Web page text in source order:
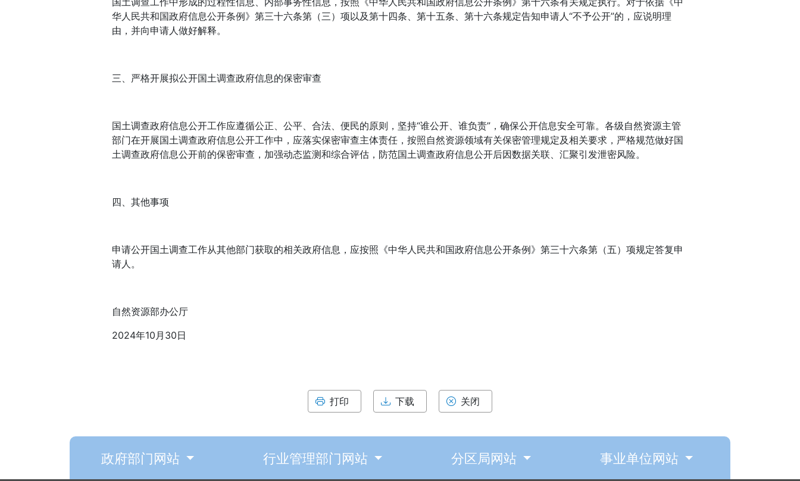
华人民共和国政府信息公开条例》第三十六条第（三）项以及第十四条、第十五条、第十六条规定告知申请人“不予公开”的，应说明理
由，并向申请人做好解释。
三、严格开展拟公开国土调查政府信息的保密审查
国土调查政府信息公开工作应遵循公正、公平、合法、便民的原则，坚持“谁公开、谁负责”，确保公开信息安全可靠。各级自然资源主管
部门在开展国土调查政府信息公开工作中，应落实保密审查主体责任，按照自然资源领域有关保密管理规定及相关要求，严格规范做好国
土调查政府信息公开前的保密审查，加强动态监测和综合评估，防范国土调查政府信息公开后因数据关联、汇聚引发泄密风险。
四、其他事项
申请公开国土调查工作从其他部门获取的相关政府信息，应按照《中华人民共和国政府信息公开条例》第三十六条第（五）项规定答复申
请人。
自然资源部办公厅
2024年10月30日
打印 下载 关闭
政府部门网站 行业管理部门网站 分区局网站 事业单位网站